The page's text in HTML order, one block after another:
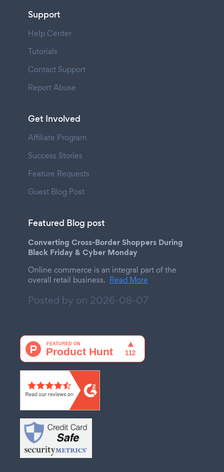
Support
Help Center
Tutorials
Contact Support
Report Abuse
Get Involved
Affiliate Program
Success Stories
Feature Requests
Guest Blog Post
Featured Blog post
Converting Cross-Border Shoppers During
Black Friday & Cyber Monday
Online commerce is an integral part of the
overall retail business. Read More
Posted by on 2026-08-07